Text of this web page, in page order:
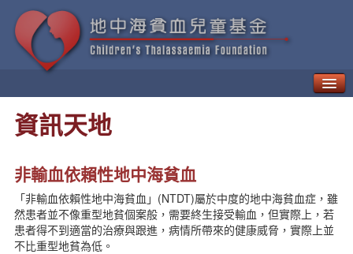
如何治療「地貧」
新一代療法
病人日常生活需知
地中海貧血的遺傳與預防
地中海貧血兒童基金
地中海貧血教育及輔導中心
資訊天地
非輸血依賴性地中海貧血
「非輸血依賴性地中海貧血」(NTDT)屬於中度的地中海貧血症，雖
然患者並不像重型地貧個案般，需要終生接受輸血，但實際上，若
患者得不到適當的治療與跟進，病情所帶來的健康威脅，實際上並
不比重型地貧為低。